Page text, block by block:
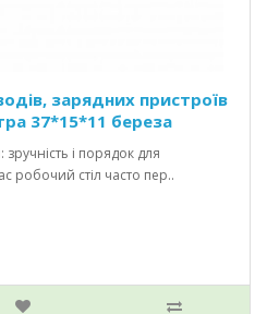
зарядних пристроїв
37*15*11 береза
і порядок для
робочий стіл часто пер..